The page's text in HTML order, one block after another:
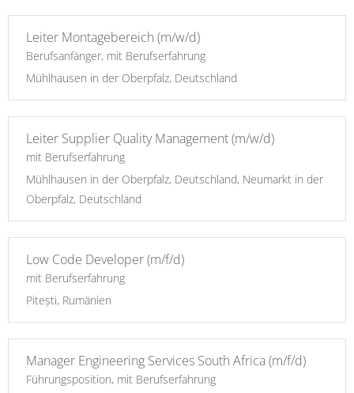
Leiter Montagebereich (m/w/d)
Berufsanfänger, mit Berufserfahrung
Mühlhausen in der Oberpfalz, Deutschland
Leiter Supplier Quality Management (m/w/d)
mit Berufserfahrung
Mühlhausen in der Oberpfalz, Deutschland, Neumarkt in der
Oberpfalz, Deutschland
Low Code Developer (m/f/d)
mit Berufserfahrung
Pitești, Rumänien
Manager Engineering Services South Africa (m/f/d)
Führungsposition, mit Berufserfahrung